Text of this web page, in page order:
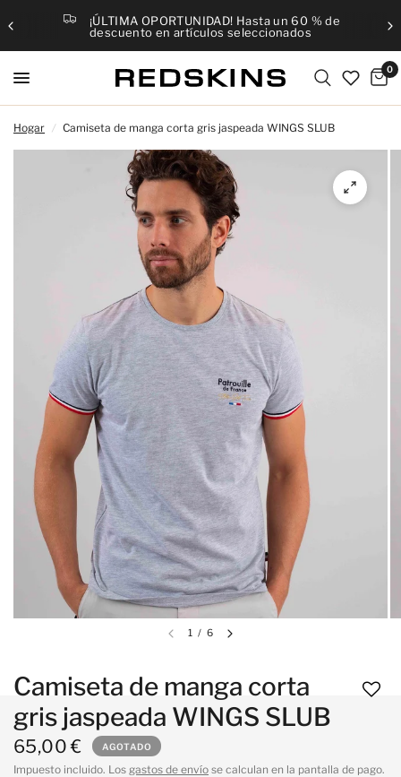
¡ÚLTIMA OPORTUNIDAD! Hasta un 60 % de
descuento en artículos seleccionados
0
Hogar / Camiseta de manga corta gris jaspeada WINGS SLUB
1 / 6
Camiseta de manga corta
gris jaspeada WINGS SLUB
65,00 € AGOTADO
Impuesto incluido. Los gastos de envío se calculan en la pantalla de pago.